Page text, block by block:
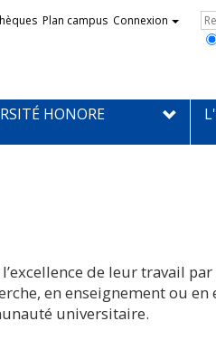
Plan campus Connexion
HONORE
de leur travail
en enseignement ou en
universitaire.